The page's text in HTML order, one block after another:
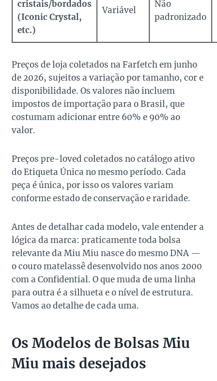
cristais/bordados
(Iconic Crystal,
etc.)
Variável
Não
padronizado
Preços de loja coletados na Farfetch em junho
de 2026, sujeitos a variação por tamanho, cor e
disponibilidade. Os valores não incluem
impostos de importação para o Brasil, que
costumam adicionar entre 60% e 90% ao
valor.
Preços pre-loved coletados no catálogo ativo
do Etiqueta Única no mesmo período. Cada
peça é única, por isso os valores variam
conforme estado de conservação e raridade.
Antes de detalhar cada modelo, vale entender a
lógica da marca: praticamente toda bolsa
relevante da Miu Miu nasce do mesmo DNA —
o couro matelassê desenvolvido nos anos 2000
com a Confidential. O que muda de uma linha
para outra é a silhueta e o nível de estrutura.
Vamos ao detalhe de cada uma.
Os Modelos de Bolsas Miu
Miu mais desejados